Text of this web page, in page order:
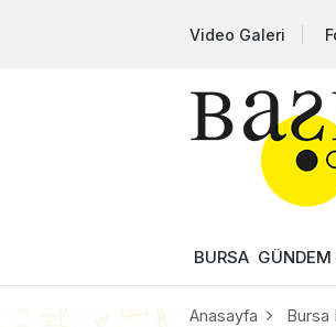
Video Galeri
BURSA GÜNDEM
Anasayfa Bursa